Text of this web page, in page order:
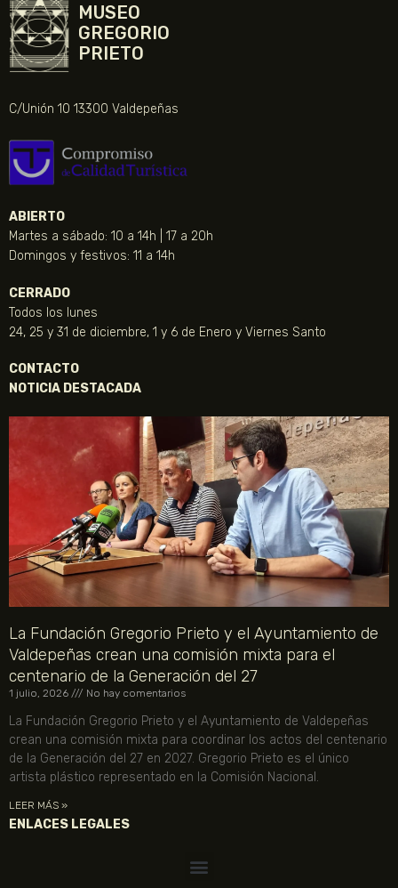
MUSEO
GREGORIO
PRIETO
C/Unión 10 13300 Valdepeñas
ABIERTO
Martes a sábado: 10 a 14h | 17 a 20h
Domingos y festivos: 11 a 14h
CERRADO
Todos los lunes
24, 25 y 31 de diciembre, 1 y 6 de Enero y Viernes Santo
CONTACTO
NOTICIA DESTACADA
La Fundación Gregorio Prieto y el Ayuntamiento de
Valdepeñas crean una comisión mixta para el
centenario de la Generación del 27
1 julio, 2026 No hay comentarios
La Fundación Gregorio Prieto y el Ayuntamiento de Valdepeñas
crean una comisión mixta para coordinar los actos del centenario
de la Generación del 27 en 2027. Gregorio Prieto es el único
artista plástico representado en la Comisión Nacional.
LEER MÁS »
ENLACES LEGALES